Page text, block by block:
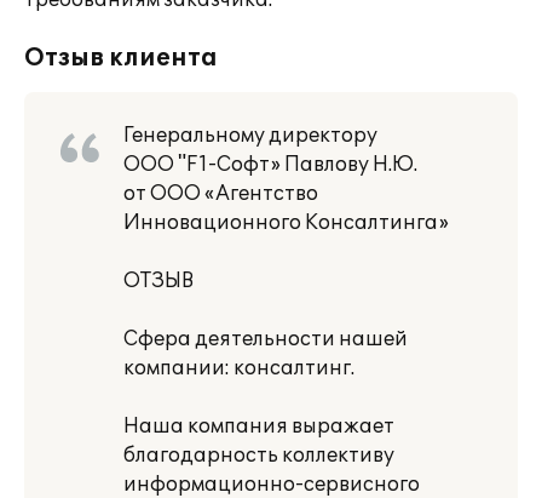
Отзыв клиента
Генеральному директору
ООО "F1-Софт» Павлову Н.Ю.
от ООО «Агентство
Инновационного Консалтинга»
ОТЗЫВ
Сфера деятельности нашей
компании: консалтинг.
Наша компания выражает
благодарность коллективу
информационно-сервисного